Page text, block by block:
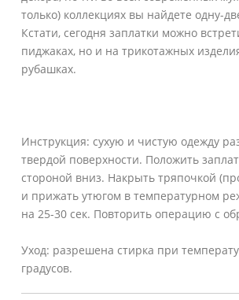
только) коллекциях вы найдете одну-
Кстати, сегодня заплатки можно
пиджаках, но и на трикотажных
рубашках.
Инструкция: сухую и чистую одежду
твердой поверхности. Положить
стороной вниз. Накрыть тряпочкой
и прижать утюгом в температурном
на 25-30 сек. Повторить операцию с
Уход: разрешена стирка при
градусов.